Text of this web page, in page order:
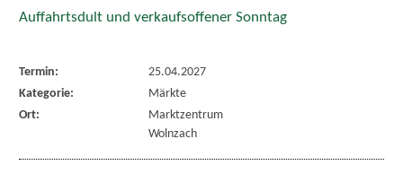
Auffahrtsdult und verkaufsoffener Sonntag
Termin:
25.04.2027
Kategorie:
Märkte
Ort:
Marktzentrum
Wolnzach